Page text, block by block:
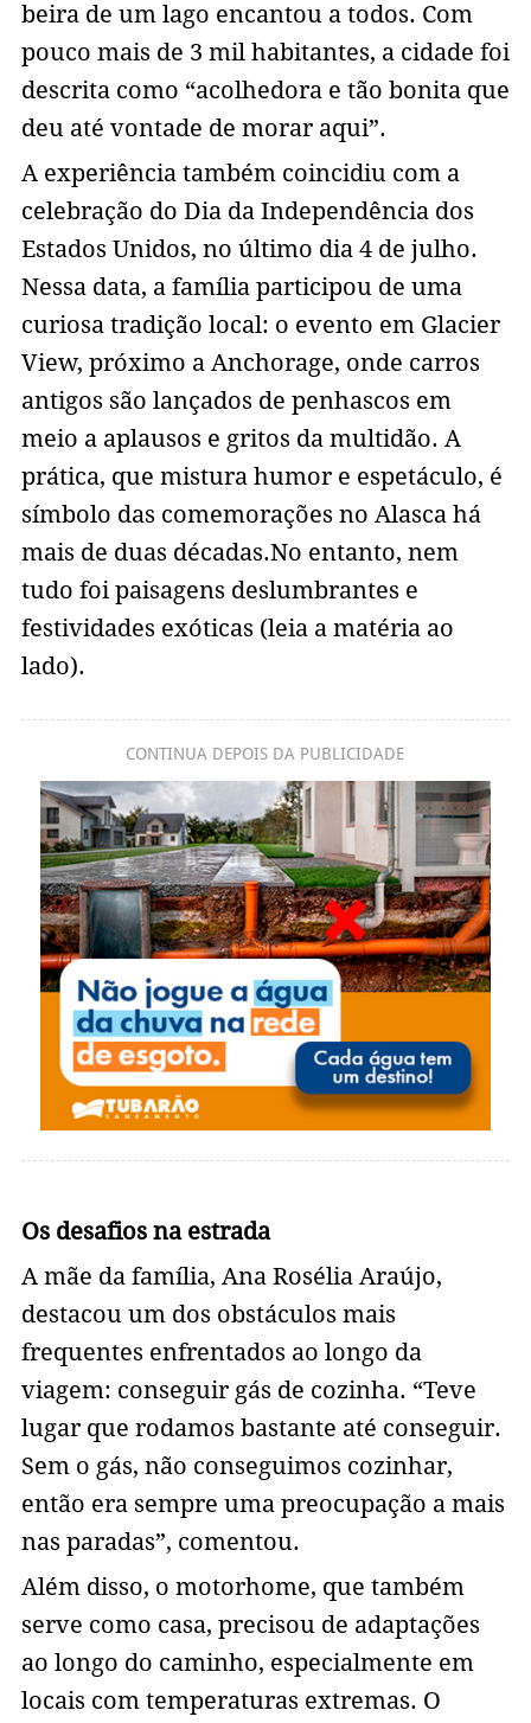
beira de um lago encantou a todos. Com
pouco mais de 3 mil habitantes, a cidade foi
descrita como “acolhedora e tão bonita que
deu até vontade de morar aqui”.
A experiência também coincidiu com a
celebração do Dia da Independência dos
Estados Unidos, no último dia 4 de julho.
Nessa data, a família participou de uma
curiosa tradição local: o evento em Glacier
View, próximo a Anchorage, onde carros
antigos são lançados de penhascos em
meio a aplausos e gritos da multidão. A
prática, que mistura humor e espetáculo, é
símbolo das comemorações no Alasca há
mais de duas décadas.No entanto, nem
tudo foi paisagens deslumbrantes e
festividades exóticas (leia a matéria ao
lado).
CONTINUA DEPOIS DA PUBLICIDADE
Os desafios na estrada
A mãe da família, Ana Rosélia Araújo,
destacou um dos obstáculos mais
frequentes enfrentados ao longo da
viagem: conseguir gás de cozinha. “Teve
lugar que rodamos bastante até conseguir.
Sem o gás, não conseguimos cozinhar,
então era sempre uma preocupação a mais
nas paradas”, comentou.
Além disso, o motorhome, que também
serve como casa, precisou de adaptações
ao longo do caminho, especialmente em
locais com temperaturas extremas. O